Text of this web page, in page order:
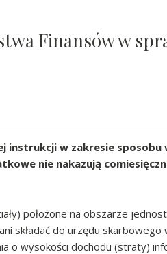
Finansów w
w zakresie sposobu
nie nakazują
położone na obszarze
składać do urzędu
o wysokości dochodu (straty)